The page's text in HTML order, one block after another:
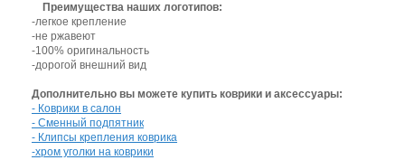
Преимущества наших логотипов:
-легкое крепление
-не ржавеют
-100% оригинальность
-дорогой внешний вид
Дополнительно вы можете купить коврики и аксессуары:
- Коврики в салон
- Сменный подпятник
- Клипсы крепления коврика
-хром уголки на коврики